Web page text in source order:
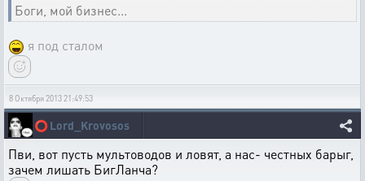
Боги, мой бизнес...
я под сталом
8 Октября 2013 21:49:53
⭕Lord_Krovosos
Пви, вот пусть мультоводов и ловят, а нас- честных барыг,
зачем лишать БигЛанча?